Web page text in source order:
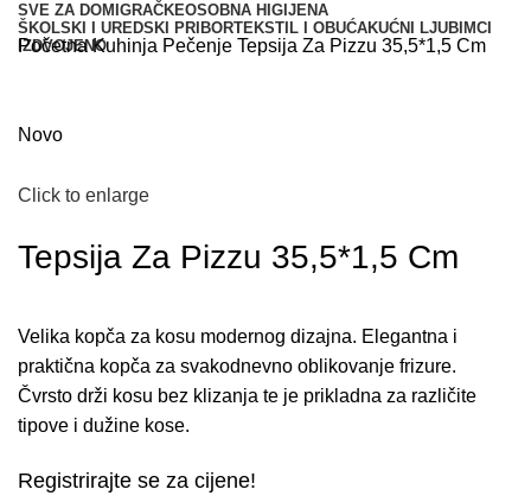
SVE ZA DOM IGRAČKEOSOBNA HIGIJENA
ŠKOLSKI I UREDSKI PRIBORTEKSTIL I OBUĆAKUĆNI LJUBIMCI
IZDVOJENO
PočetnaKuhinja Pečenje Tepsija Za Pizzu 35,5*1,5 Cm
Novo
Click to enlarge
Tepsija Za Pizzu 35,5*1,5 Cm
Velika kopča za kosu modernog dizajna. Elegantna i
praktična kopča za svakodnevno oblikovanje frizure.
Čvrsto drži kosu bez klizanja te je prikladna za različite
tipove i dužine kose.
Registrirajte se za cijene!